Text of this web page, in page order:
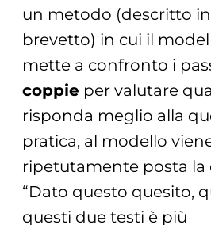
un metodo (descritto
brevetto) in cui il
mette a confronto i
coppie per valutare
risponda meglio alla
pratica, al modello
ripetutamente posta la
“Dato questo quesito,
questi due testi è più